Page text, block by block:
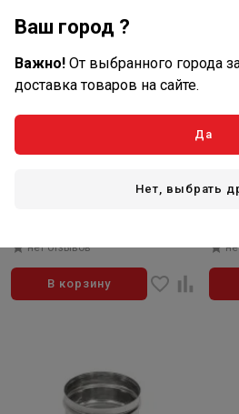
Артикул: TS.FRT.AKL.0150.32858
нет отзывов
В корзину
489
Ваш город ?
Важно! От выбранного города
доставка товаров на сайте.
Да
Нет, выбрать